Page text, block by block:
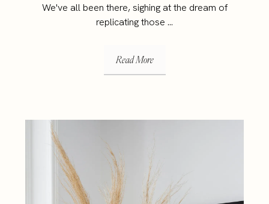
We've all been there, sighing at the dream of
replicating those ...
Read More